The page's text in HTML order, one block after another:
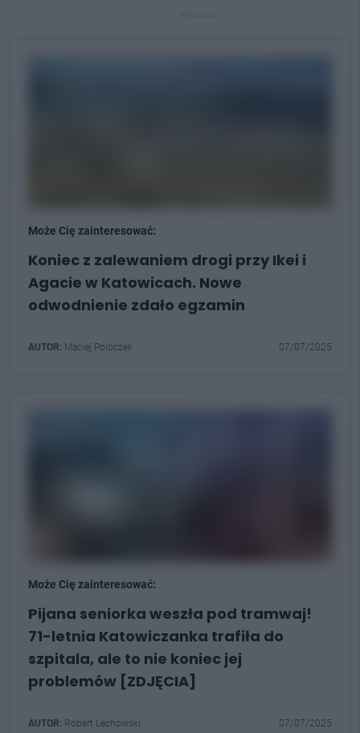
Może Cię zainteresować:
Koniec z zalewaniem drogi przy Ikei i
Agacie w Katowicach. Nowe
odwodnienie zdało egzamin
AUTOR: Maciej Poloczek 07/07/2025
Może Cię zainteresować:
Pijana seniorka weszła pod tramwaj!
71-letnia Katowiczanka trafiła do
szpitala, ale to nie koniec jej
problemów [ZDJĘCIA]
AUTOR: Robert Lechowski 07/07/2025